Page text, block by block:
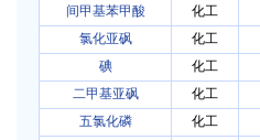
间甲基苯甲酸
化工
氯化亚砜
化工
碘
化工
二甲基亚砜
化工
五氯化磷
化工